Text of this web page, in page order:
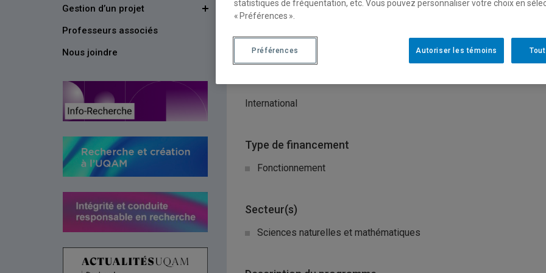
Gestion d’un projet
Professeurs associés
Nous joindre
Organisme(s) porteur(s)
Tree Fund (Tree Research & Education Endowment Fund)
International
Type de financement
Fonctionnement
Secteur(s)
Sciences naturelles et mathématiques
statistiques de fréquentation, etc. Vous pouvez personnaliser votre choix en
« Préférences ».
Autoriser les témoins
Préférences